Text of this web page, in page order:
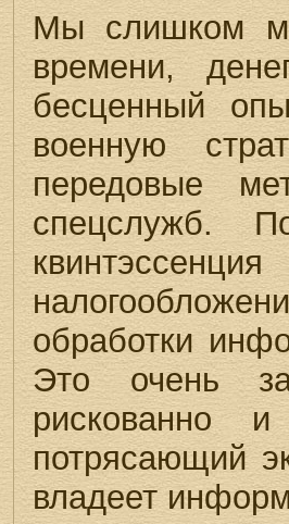
Мы слишком
времени,
бесценный
военную
передовые
спецслужб.
обработки
Это очень
рискованно
потрясающий
владеет